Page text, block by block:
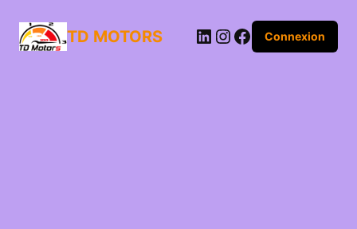
TD MOTORS LinkedIn
Instagram
Facebook
Connexion